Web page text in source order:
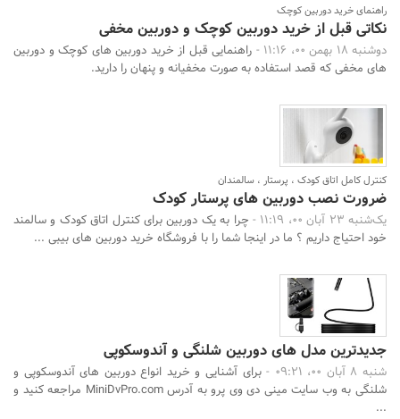
راهنمای خرید دوربین کوچک
نکاتی قبل از خرید دوربین کوچک و دوربین مخفی
دوشنبه 18 بهمن 00، 11:16 -
راهنمایی قبل از خرید دوربین های کوچک و دوربین
های مخفی که قصد استفاده به صورت مخفیانه و پنهان را دارید.
کنترل کامل اتاق کودک ، پرستار ، سالمندان
ضرورت نصب دوربین های پرستار کودک
یک‌شنبه 23 آبان 00، 11:19 -
چرا به یک دوربین برای کنترل اتاق کودک و سالمند
خود احتیاج داریم ؟ ما در اینجا شما را با فروشگاه خرید دوربین های بیبی ...
جدیدترین مدل های دوربین شلنگی و آندوسکوپی
شنبه 8 آبان 00، 09:21 -
برای آشنایی و خرید انواع دوربین های آندوسکوپی و
شلنگی به وب سایت مینی دی وی پرو به آدرس MiniDvPro.com مراجعه کنید و
...